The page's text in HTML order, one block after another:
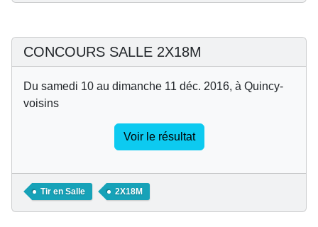
CONCOURS SALLE 2X18M
Du samedi 10 au dimanche 11 déc. 2016, à Quincy-
voisins
Voir le résultat
Tir en Salle 2X18M